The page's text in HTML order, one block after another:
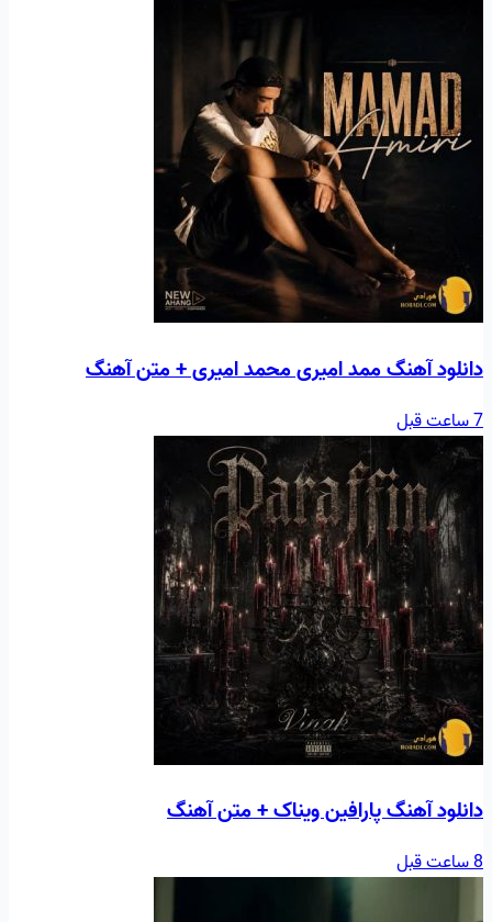
دانلود آهنگ ممد امیری محمد امیری + متن آهنگ
7 ساعت قبل
دانلود آهنگ پارافین ویناک + متن آهنگ
8 ساعت قبل